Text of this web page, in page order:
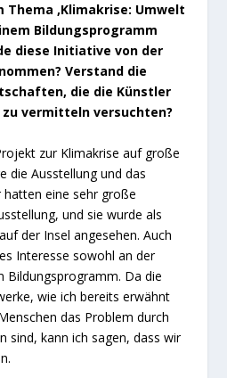
‚Klimakrise: Umwelt
Bildungsprogramm
diese Initiative von der
Verstand die
die die Künstler
vermitteln versuchten?
zur Klimakrise auf große
die Ausstellung und das
eine sehr große
und sie wurde als
der Insel angesehen. Auch
Interesse sowohl an der
Bildungsprogramm. Da die
wie ich bereits erwähnt
das Problem durch
sind, kann ich sagen, dass wir